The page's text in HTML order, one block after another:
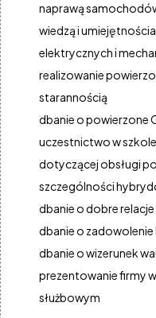
naprawą
wiedzą i
elektrycznych i
realizowanie
starannością
dbanie o powierzone
uczestnictwo w
dotyczącej obsługi
szczególności
dbanie o dobre
dbanie o
dbanie o wizerunek
prezentowanie firmy
służbowym